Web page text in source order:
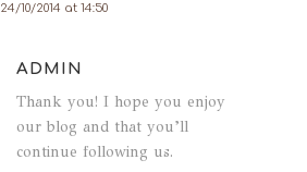
24/10/2014 at 14:50
ADMIN
Thank you! I hope you enjoy
our blog and that you’ll
continue following us.